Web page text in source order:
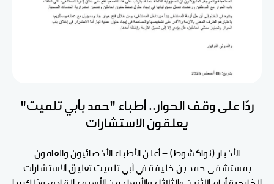
ردّا على وقف الحوار.. أطباء "حمد بأبي تلميت"
يعلقون الاستشارات
الأخبار (نواكشوط) - أعلن الأطباء الأخصائيون والعامون
بمستشفى حمد بن خليفة في أبي تلميت تعليق الاستشارات